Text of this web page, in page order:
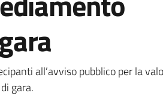
all’avviso pubblico per la
gara.